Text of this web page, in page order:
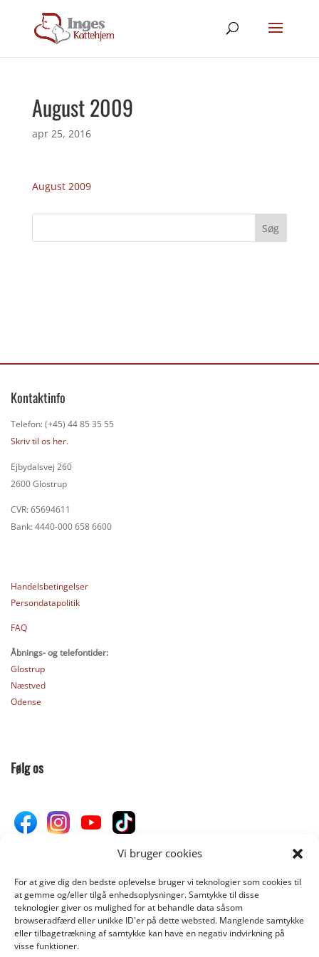
Vi bruger cookies
For at give dig den bedste oplevelse bruger vi teknologier som cookies til
at gemme og/eller tilgå enhedsoplysninger. Samtykke til disse
teknologier giver os mulighed for at behandle data såsom
browseradfærd eller unikke ID'er på dette websted. Manglende samtykke
eller tilbagetrækning af samtykke kan have en negativ indvirkning på
visse funktioner.
August 2009
apr 25, 2016
August 2009
Kontaktinfo
Telefon: (+45) 44 85 35 55
Skriv til os her.
Ejbydalsvej 260
2600 Glostrup
CVR: 65694611
Bank: 4440-000 658 6600
Handelsbetingelser
Persondatapolitik
FAQ
Åbnings- og telefontider:
Glostrup
Næstved
Odense
Følg os
Donér til Inges Kattehjem
DONÉR